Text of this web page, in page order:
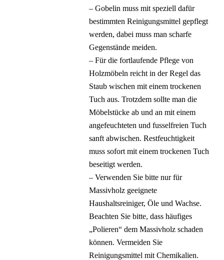
– Gobelin muss mit speziell dafür
bestimmten Reinigungsmittel gepflegt
werden, dabei muss man scharfe
Gegenstände meiden.
– Für die fortlaufende Pflege von
Holzmöbeln reicht in der Regel das
Staub wischen mit einem trockenen
Tuch aus. Trotzdem sollte man die
Möbelstücke ab und an mit einem
angefeuchteten und fusselfreien Tuch
sanft abwischen. Restfeuchtigkeit
muss sofort mit einem trockenen Tuch
beseitigt werden.
– Verwenden Sie bitte nur für
Massivholz geeignete
Haushaltsreiniger, Öle und Wachse.
Beachten Sie bitte, dass häufiges
„Polieren“ dem Massivholz schaden
können. Vermeiden Sie
Reinigungsmittel mit Chemikalien.